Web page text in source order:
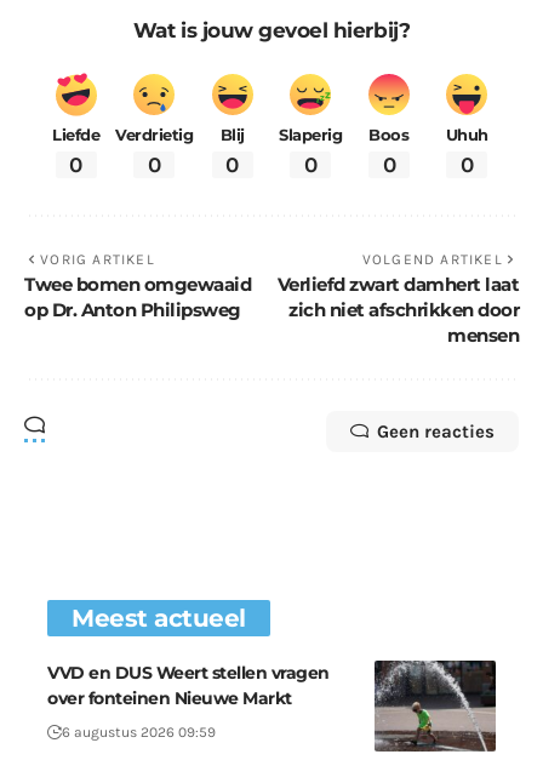
Wat is jouw gevoel hierbij?
Liefde
0
Verdrietig
0
Blij
0
Slaperig
0
Boos
0
Uhuh
0
VORIG ARTIKEL
Twee bomen omgewaaid
op Dr. Anton Philipsweg
VOLGEND ARTIKEL
Verliefd zwart damhert laat
zich niet afschrikken door
mensen
Geen reacties
Meest actueel
VVD en DUS Weert stellen vragen
over fonteinen Nieuwe Markt
6 augustus 2026 09:59